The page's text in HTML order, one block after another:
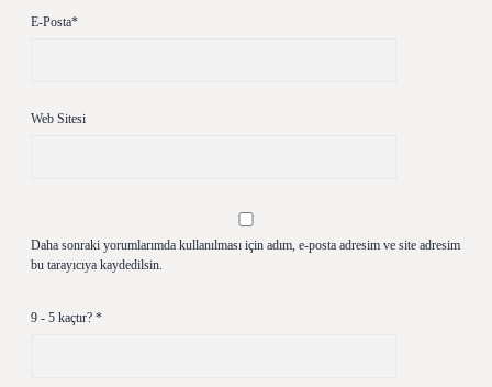
E-Posta*
Web Sitesi
Daha sonraki yorumlarımda kullanılması için adım, e-posta adresim ve site adresim
bu tarayıcıya kaydedilsin.
9 - 5 kaçtır? *